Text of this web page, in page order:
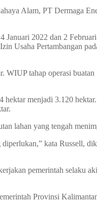
Alam, PT Dermaga
2022 dan 2
Usaha Pertambangan
WIUP tahap operasi
hektar menjadi 3.120
lahan yang tengah
kata Russell,
pemerintah selaku
Provinsi